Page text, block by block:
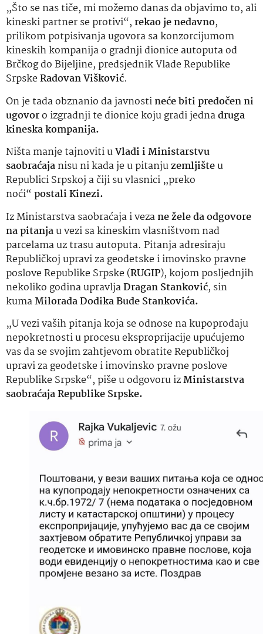
„Što se nas tiče, mi možemo danas da objavimo to, ali
kineski partner se protivi“,rekao je nedavno,
prilikom potpisivanja ugovora sa konzorcijumom
kineskih kompanija o gradnji dionice autoputa od
Brčkog do Bijeljine, predsjednik Vlade Republike
SrpskeRadovan Višković.
On je tada obznanio da javnostineće biti predočen ni
ugovoro izgradnji te dionice koju gradi jednadruga
kineska kompanija.
Ništa manje tajnoviti uVladi i Ministarstvu
saobraćajanisu ni kada je u pitanjuzemljišteu
Republici Srpskoj a čiji su vlasnici „preko
noći“ postali Kinezi.
Iz Ministarstva saobraćaja i vezane žele da odgovore
na pitanjau vezi sa kineskim vlasništvom nad
parcelama uz trasu autoputa. Pitanja adresiraju
Republičkoj upravi za geodetske i imovinsko pravne
poslove Republike Srpske (RUGIP), kojom posljednjih
nekoliko godina upravljaDragan Stanković, sin
kumaMilorada Dodika Bude Stankovića.
„U vezi vaših pitanja koja se odnose na kupoprodaju
nepokretnosti u procesu eksproprijacije upućujemo
vas da se svojim zahtjevom obratite Republičkoj
upravi za geodetske i imovinsko pravne poslove
Republike Srpske“, piše u odgovoru izMinistarstva
saobraćaja Republike Srpske.